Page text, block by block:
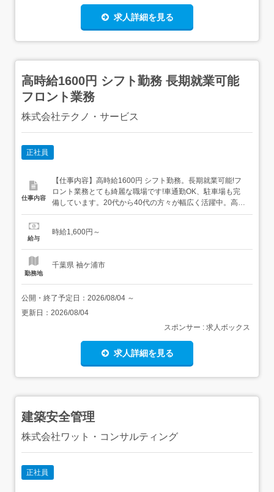
求人詳細を見る
高時給1600円 シフト勤務 長期就業可能
フロント業務
株式会社テクノ・サービス
正社員
仕事内容
【仕事内容】高時給1600円 シフト勤務。長期就業可能!フ
ロント業務とても綺麗な職場です!車通勤OK、駐車場も完
備しています。20代から40代の方々が幅広く活躍中。高時
給1600円 シフト勤務。長期就業可能!フロント業務ゴルフ
テムへの入力作業をお願いします。経験を活かして、新た
給与
時給1,600円～
勤務地
千葉県 袖ケ浦市
公開・終了予定日： 2026/08/04 ～
更新日： 2026/08/04
スポンサー : 求人ボックス
求人詳細を見る
建築安全管理
株式会社ワット・コンサルティング
正社員